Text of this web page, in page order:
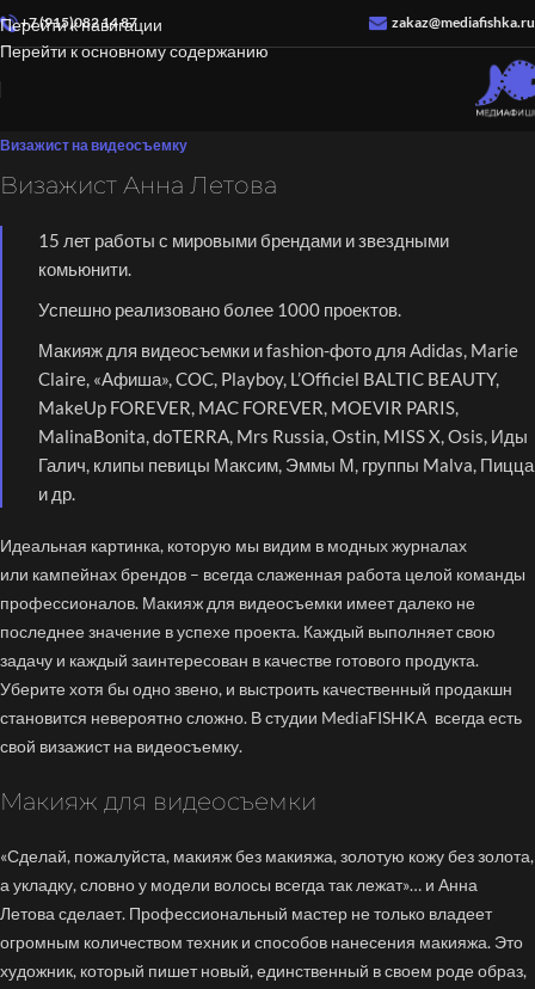
Перейти к навигации
Перейти к основному содержанию
+7 (915)082 14 87 zakaz@mediafishka.ru
Визажист на видеосъемку
Визажист Анна Летова
15 лет работы с мировыми брендами и звездными
комьюнити.
Успешно реализовано более 1000 проектов.
Макияж для видеосъемки и fashion-фото для Adidas, Marie
Claire, «Афиша», COC, Playboy, L’Officiel BALTIC BEAUTY,
MakeUp FOREVER, MAC FOREVER, MOEVIR PARIS,
MalinaBonita, doTERRA, Mrs Russia, Ostin, MISS X, Osis, Иды
Галич, клипы певицы Максим, Эммы М, группы Malva, Пицца
и др.
Идеальная картинка, которую мы видим в модных журналах
или кампейнахбрендов – всегда слаженная работа целой команды
профессионалов. Макияж для видеосъемки имеет далеко не
последнее значение в успехе проекта. Каждый выполняет свою
задачу и каждый заинтересован в качестве готового продукта.
Уберите хотя бы одно звено, и выстроить качественный продакшн
становится невероятно сложно. В студии MediaFISHKA всегда есть
свой визажист на видеосъемку.
Макияж для видеосъемки
«Сделай, пожалуйста, макияж без макияжа, золотую кожу без золота,
а укладку, словно у модели волосы всегда так лежат»… и Анна
Летова сделает. Профессиональный мастер не только владеет
огромным количеством техник и способов нанесения макияжа. Это
художник, который пишет новый, единственный в своем роде образ,